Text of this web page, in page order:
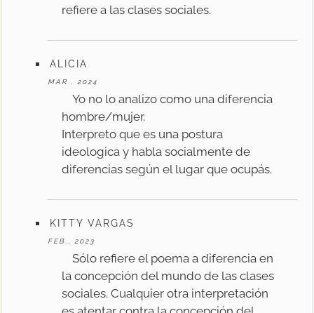
refiere a las clases sociales.
ALICIA
MAR., 2024
Yo no lo analizo como una diferencia
hombre/mujer.
Interpreto que es una postura
ideologica y habla socialmente de
diferencias según el lugar que ocupás.
KITTY VARGAS
FEB., 2023
Sólo refiere el poema a diferencia en
la concepción del mundo de las clases
sociales. Cualquier otra interpretación